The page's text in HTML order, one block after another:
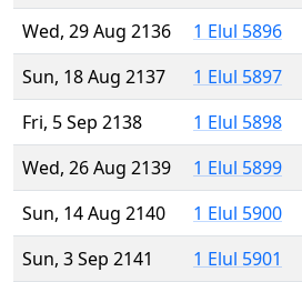
Wed, 29 Aug 2136
1 Elul 5896
Sun, 18 Aug 2137
1 Elul 5897
Fri, 5 Sep 2138
1 Elul 5898
Wed, 26 Aug 2139
1 Elul 5899
Sun, 14 Aug 2140
1 Elul 5900
Sun, 3 Sep 2141
1 Elul 5901